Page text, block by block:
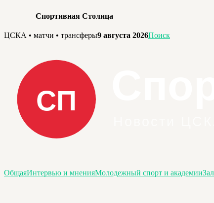
Спортивная Столица
Перейти
содержимому
ЦСКА • матчи • трансферы9 августа 2026Поиск
ОбщаяИнтервью и мненияМолодежный спорт и академии